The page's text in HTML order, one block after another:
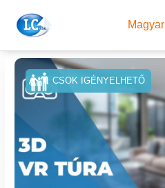
Magyar
CSOK IGÉNYELHETŐ